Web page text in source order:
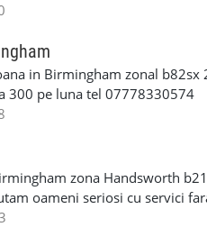
in Birmingham zonal b82sx
300 pe luna tel 07778330574
zona Handsworth
oameni seriosi cu servici